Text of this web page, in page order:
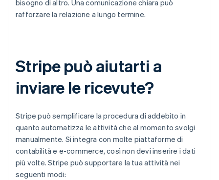
bisogno di altro. Una comunicazione chiara può
rafforzare la relazione a lungo termine.
Stripe può aiutarti a
inviare le ricevute?
Stripe può semplificare la procedura di addebito in
quanto automatizza le attività che al momento svolgi
manualmente. Si integra con molte piattaforme di
contabilità e e-commerce, così non devi inserire i dati
più volte. Stripe può supportare la tua attività nei
seguenti modi: